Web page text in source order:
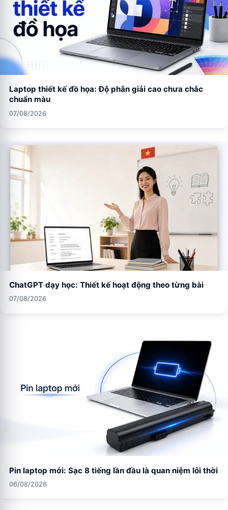
Laptop thiết kế đồ họa: Độ phân giải cao chưa chắc
chuẩn màu
07/08/2026
ChatGPT dạy học: Thiết kế hoạt động theo từng bài
07/08/2026
Pin laptop mới: Sạc 8 tiếng lần đầu là quan niệm lỗi thời
06/08/2026